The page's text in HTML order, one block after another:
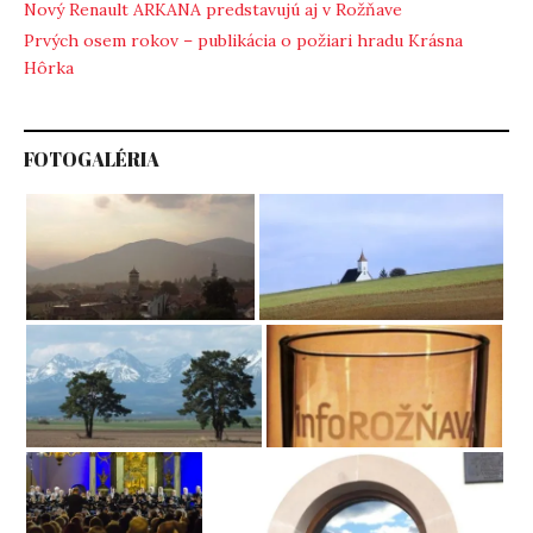
Nový Renault ARKANA predstavujú aj v Rožňave
Prvých osem rokov – publikácia o požiari hradu Krásna
Hôrka
FOTOGALÉRIA